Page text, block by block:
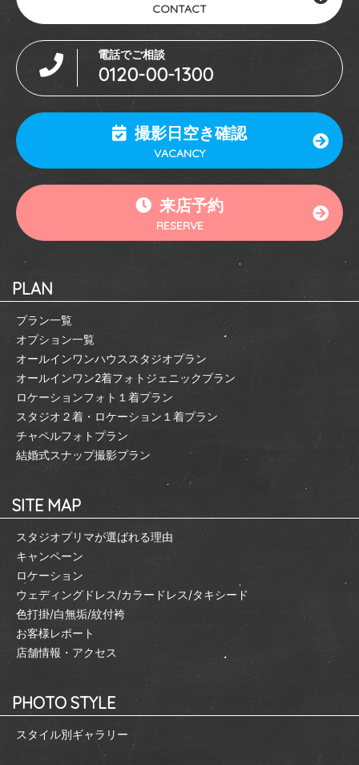
CONTACT
電話でご相談
0120-00-1300
撮影日空き確認
VACANCY
来店予約
RESERVE
PLAN
プラン一覧
オプション一覧
オールインワンハウススタジオプラン
オールインワン2着フォトジェニックプラン
ロケーションフォト１着プラン
スタジオ２着・ロケーション１着プラン
チャペルフォトプラン
結婚式スナップ撮影プラン
SITE MAP
スタジオプリマが選ばれる理由
キャンペーン
ロケーション
ウェディングドレス/カラードレス/タキシード
色打掛/白無垢/紋付袴
お客様レポート
店舗情報・アクセス
PHOTO STYLE
スタイル別ギャラリー